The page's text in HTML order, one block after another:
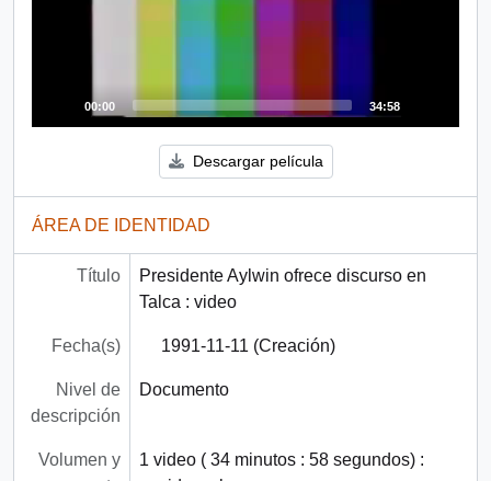
00:00 34:58
Descargar película
ÁREA DE IDENTIDAD
Título
Presidente Aylwin ofrece discurso en
Talca : video
Fecha(s) 1991-11-11 (Creación)
Nivel de
descripción
Documento
Volumen y
1 video ( 34 minutos : 58 segundos) :